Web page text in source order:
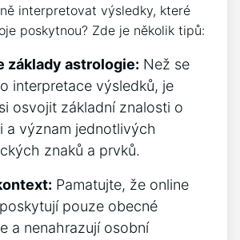
interpretovat výsledky, které
poskytnou? Zde je několik tipů:
základy astrologie: Než se
interpretace výsledků, je
osvojit základní znalosti o
a význam jednotlivých
znaků a prvků.
Pamatujte, že online
pouze obecné
a nenahrazují osobní